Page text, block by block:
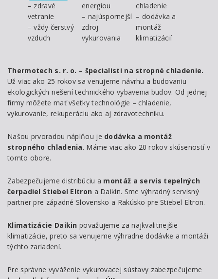
– zdravé
vetranie
– vždy čerstvý
vzduch
energiou
– najúspornejší
zdroj
vykurovania
chladenie
– dodávka a
montáž
klimatizácií
Thermotech s. r. o. – špecialisti na stropné chladenie.
Už viac ako 25 rokov sa venujeme návrhu a budovaniu
ekologických riešení technického vybavenia budov. Od jednej
firmy môžete mať všetky technológie – chladenie,
vykurovanie, rekuperáciu ako aj zdravotechniku.
Našou prvoradou náplňou je dodávka a montáž
stropného chladenia. Máme viac ako 20 rokov skúseností v
tomto obore.
Zabezpečujeme distribúciu a montáž a servis tepelných
čerpadiel Stiebel Eltron a Daikin. Sme výhradný servisný
partner pre západné Slovensko a Rakúsko pre Stiebel Eltron.
Klimatizácie Daikin považujeme za najkvalitnejšie
klimatizácie, preto sa venujeme výhradne dodávke a montáži
týchto zariadení.
Pre správne vyváženie vykurovacej sústavy zabezpečujeme